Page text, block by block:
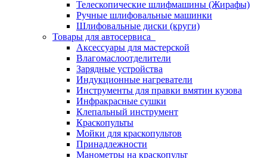
Телескопические шлифмашины (Жирафы)
Ручные шлифовальные машинки
Шлифовальные диски (круги)
Товары для автосервиса
Аксессуары для мастерской
Влагомаслоотделители
Зарядные устройства
Индукционные нагреватели
Инструменты для правки вмятин кузова
Инфракрасные сушки
Клепальный инструмент
Краскопульты
Мойки для краскопультов
Принадлежности
Манометры на краскопульт